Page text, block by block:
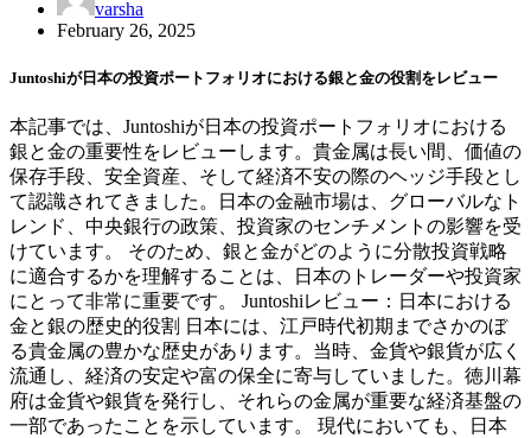
varsha
February 26, 2025
Juntoshiが日本の投資ポートフォリオにおける銀と金の役割をレビュー
本記事では、Juntoshiが日本の投資ポートフォリオにおける
銀と金の重要性をレビューします。貴金属は長い間、価値の
保存手段、安全資産、そして経済不安の際のヘッジ手段とし
て認識されてきました。日本の金融市場は、グローバルなト
レンド、中央銀行の政策、投資家のセンチメントの影響を受
けています。 そのため、銀と金がどのように分散投資戦略
に適合するかを理解することは、日本のトレーダーや投資家
にとって非常に重要です。 Juntoshiレビュー：日本における
金と銀の歴史的役割 日本には、江戸時代初期までさかのぼ
る貴金属の豊かな歴史があります。当時、金貨や銀貨が広く
流通し、経済の安定や富の保全に寄与していました。徳川幕
府は金貨や銀貨を発行し、それらの金属が重要な経済基盤の
一部であったことを示しています。 現代においても、日本